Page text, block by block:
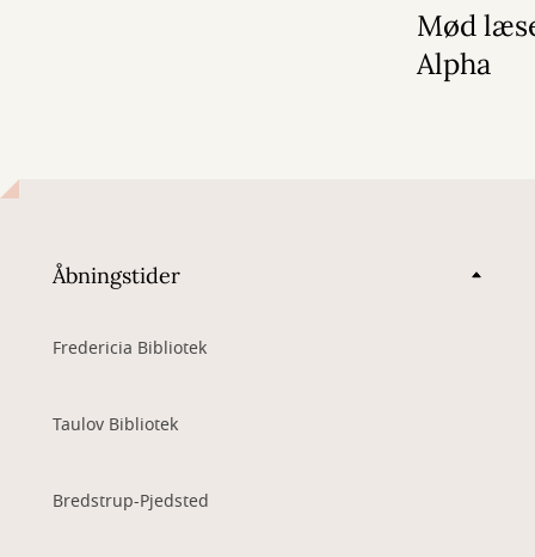
2026
Mød
Alpha
Åbningstider
Fredericia Bibliotek
Taulov Bibliotek
Bredstrup-Pjedsted